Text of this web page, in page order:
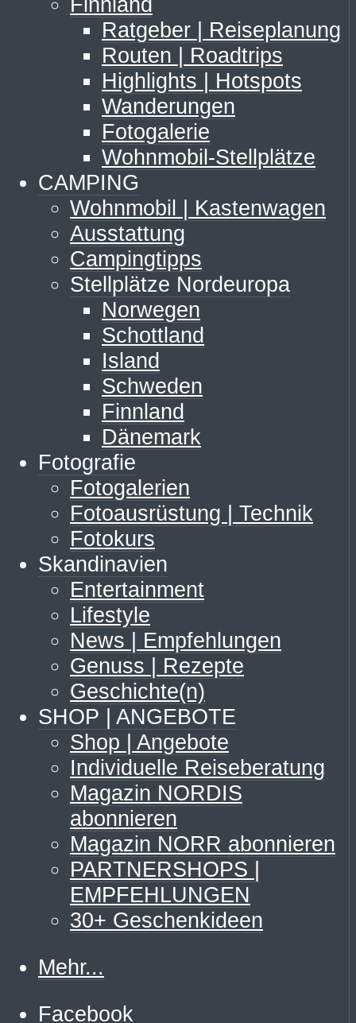
Ratgeber | Reiseplanung
Routen | Roadtrips
Highlights | Hotspots
Wanderungen
Fotogalerie
Wohnmobil-Stellplätze
CAMPING
Wohnmobil | Kastenwagen
Ausstattung
Campingtipps
Stellplätze Nordeuropa
Norwegen
Schottland
Island
Schweden
Finnland
Dänemark
Fotografie
Fotogalerien
Fotoausrüstung | Technik
Fotokurs
Skandinavien
Entertainment
Lifestyle
News | Empfehlungen
Genuss | Rezepte
Geschichte(n)
SHOP | ANGEBOTE
Shop | Angebote
Individuelle Reiseberatung
Magazin NORDIS
abonnieren
Magazin NORR abonnieren
PARTNERSHOPS |
EMPFEHLUNGEN
30+ Geschenkideen
Mehr...
Facebook